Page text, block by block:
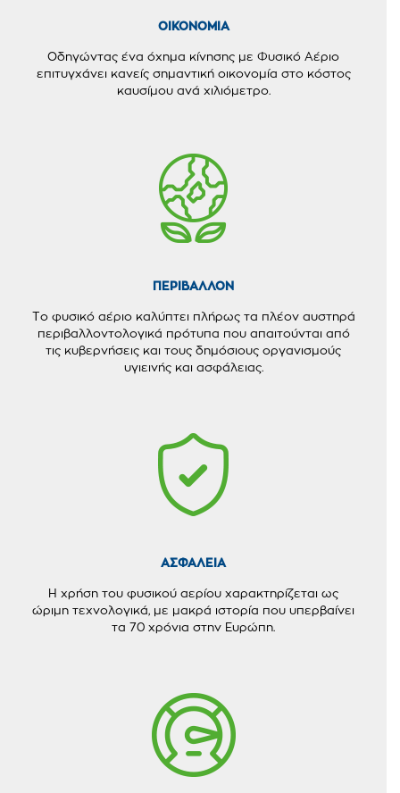
OIKONOMIA
Οδηγώντας ένα όχημα κίνησης με Φυσικό Αέριο
επιτυγχάνει κανείς σημαντική οικονομία στο κόστος
καυσίμου ανά χιλιόμετρο.
ΠΕΡΙΒΑΛΛΟΝ
Το φυσικό αέριο καλύπτει πλήρως τα πλέον αυστηρά
περιβαλλοντολογικά πρότυπα που απαιτούνται από
τις κυβερνήσεις και τους δημόσιους οργανισμούς
υγιεινής και ασφάλειας.
ΑΣΦΑΛΕΙΑ
Η χρήση του φυσικού αερίου χαρακτηρίζεται ως
ώριμη τεχνολογικά, με μακρά ιστορία που υπερβαίνει
τα 70 χρόνια στην Ευρώπη.